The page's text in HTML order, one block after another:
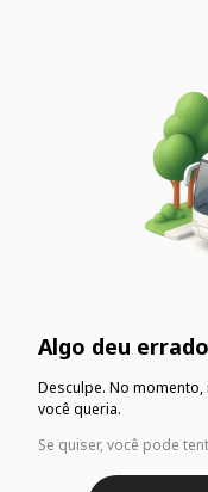
Algo deu
Desculpe. No
você queria.
Se quiser, você pode